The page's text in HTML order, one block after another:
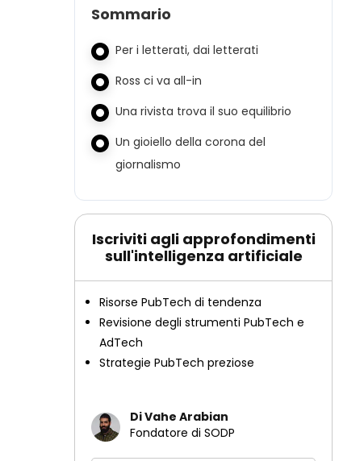
Sommario
Per i letterati, dai letterati
Ross ci va all-in
Una rivista trova il suo equilibrio
Un gioiello della corona del
giornalismo
Iscriviti agli approfondimenti
sull'intelligenza artificiale
Risorse PubTech di tendenza
Revisione degli strumenti PubTech e
AdTech
Strategie PubTech preziose
Di Vahe Arabian
Fondatore di SODP